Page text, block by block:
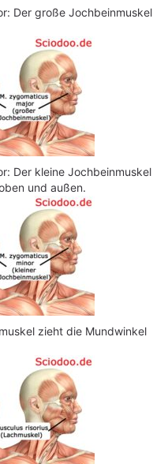
Der große Jochbeinmuskel
Der kleine Jochbeinmuskel
und außen.
zieht die Mundwinkel